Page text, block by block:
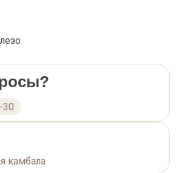
удалив кожицу. В камбале
организма веществ и совсем
30
камбала